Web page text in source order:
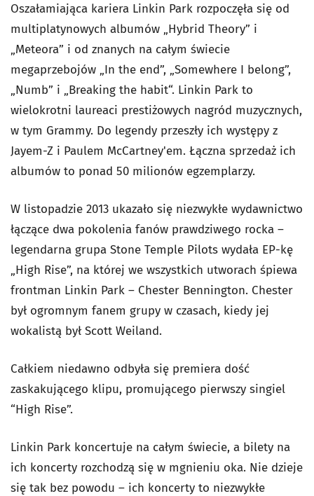
Oszałamiająca kariera Linkin Park rozpoczęła się od
multiplatynowych albumów „Hybrid Theory” i
„Meteora” i od znanych na całym świecie
megaprzebojów „In the end”, „Somewhere I belong”,
„Numb” i „Breaking the habit“. Linkin Park to
wielokrotni laureaci prestiżowych nagród muzycznych,
w tym Grammy. Do legendy przeszły ich występy z
Jayem-Z i Paulem McCartney'em. Łączna sprzedaż ich
albumów to ponad 50 milionów egzemplarzy.
W listopadzie 2013 ukazało się niezwykłe wydawnictwo
łączące dwa pokolenia fanów prawdziwego rocka –
legendarna grupa Stone Temple Pilots wydała EP-kę
„High Rise”, na której we wszystkich utworach śpiewa
frontman Linkin Park – Chester Bennington. Chester
był ogromnym fanem grupy w czasach, kiedy jej
wokalistą był Scott Weiland.
Całkiem niedawno odbyła się premiera dość
zaskakującego klipu, promującego pierwszy singiel
“High Rise”.
Linkin Park koncertuje na całym świecie, a bilety na
ich koncerty rozchodzą się w mgnieniu oka. Nie dzieje
się tak bez powodu – ich koncerty to niezwykłe